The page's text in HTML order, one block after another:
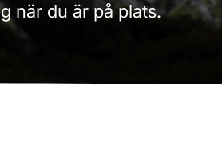
när du är på plats.